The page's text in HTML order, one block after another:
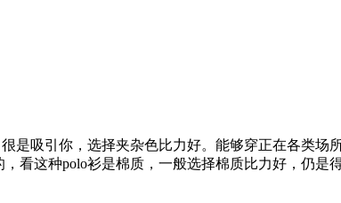
吸引你，选择夹杂色比力好。能够穿正在各类场
看这种polo衫是棉质，一般选择棉质比力好，仍